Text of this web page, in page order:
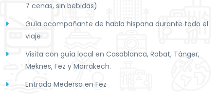
7 cenas, sin bebidas)
Guía acompañante de habla hispana durante todo el
viaje
Visita con guía local en Casablanca, Rabat, Tánger,
Meknes, Fez y Marrakech.
Entrada Medersa en Fez